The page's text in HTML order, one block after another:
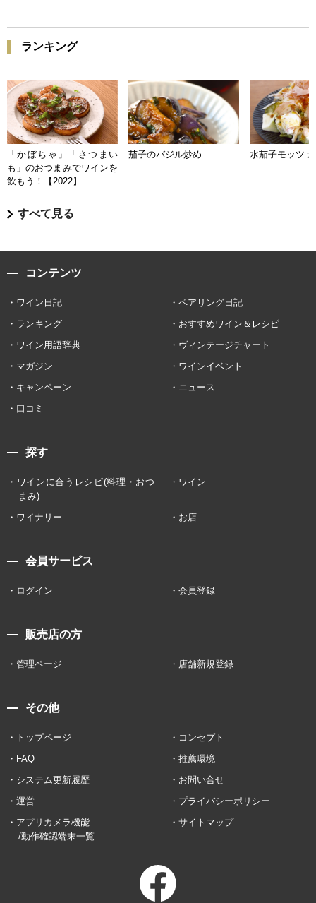
ランキング
「かぼちゃ」「さつまい
も」のおつまみでワインを
飲もう！【2022】
茄子のバジル炒め 水茄子モッツァ
すべて見る
コンテンツ
ワイン日記
ペアリング日記
ランキング
おすすめワイン＆レシピ
ワイン用語辞典
ヴィンテージチャート
マガジン
ワインイベント
キャンペーン
ニュース
口コミ
探す
ワインに合うレシピ(料理・おつ
まみ)
ワイン
ワイナリー お店
会員サービス
ログイン 会員登録
販売店の方
管理ページ 店舗新規登録
その他
トップページ
コンセプト
FAQ
推薦環境
システム更新履歴
お問い合せ
運営
プライバシーポリシー
アプリカメラ機能
/動作確認端末一覧
サイトマップ